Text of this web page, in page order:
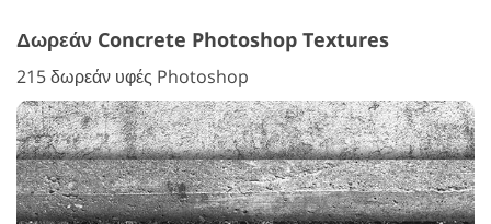
Δωρεάν Concrete Photoshop Textures
215 δωρεάν υφές Photoshop